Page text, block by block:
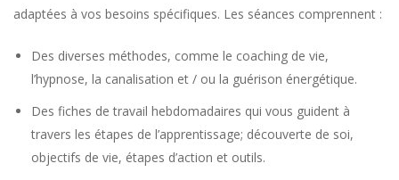
adaptées à vos besoins spécifiques. Les séances comprennent :
Des diverses méthodes, comme le coaching de vie,
l’hypnose, la canalisation et / ou la guérison énergétique.
Des fiches de travail hebdomadaires qui vous guident à
travers les étapes de l’apprentissage; découverte de soi,
objectifs de vie, étapes d’action et outils.